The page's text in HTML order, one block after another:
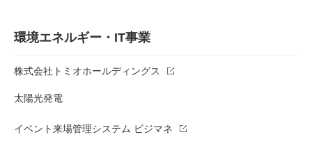
環境エネルギー・IT事業
株式会社トミオホールディングス
太陽光発電
イベント来場管理システム ビジマネ